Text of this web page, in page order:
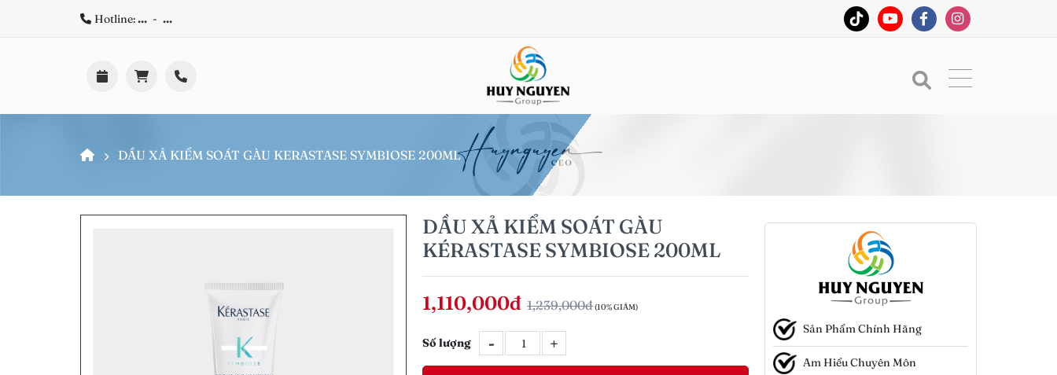
Hotline:... - ...
DẦU XẢ KIỂM SOÁT GÀU KERASTASE SYMBIOSE 200ML
DẦU XẢ KIỂM SOÁT GÀU
KÉRASTASE SYMBIOSE 200ML
1,110,000đ 1,239,000đ(10% GIẢM)
Số lượng - +
Sản Phẩm Chính Hãng
Am Hiểu Chuyên Môn